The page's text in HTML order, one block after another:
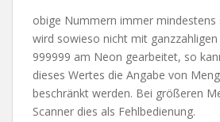
obige Nummern immer mindestens
wird sowieso nicht mit
999999 am Neon gearbeitet, so
dieses Wertes die Angabe von
beschränkt werden. Bei größeren
Scanner dies als Fehlbedienung.